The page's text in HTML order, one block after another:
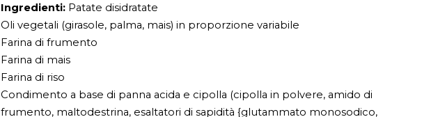
Ingredienti: Patate disidratate
Oli vegetali (girasole, palma, mais) in proporzione variabile
Farina di frumento
Farina di mais
Farina di riso
Condimento a base di panna acida e cipolla (cipolla in polvere, amido di
frumento, maltodestrina, esaltatori di sapidità {glutammato monosodico,